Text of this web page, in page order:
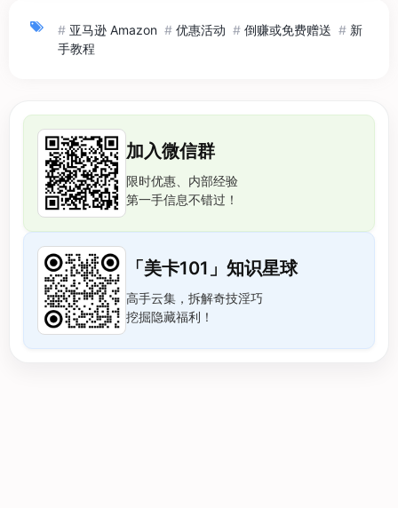
# 亚马逊 Amazon # 优惠活动 # 倒赚或免费赠送 # 新
手教程
加入微信群
限时优惠、内部经验
第一手信息不错过！
「美卡101」知识星球
高手云集，拆解奇技淫巧
挖掘隐藏福利！